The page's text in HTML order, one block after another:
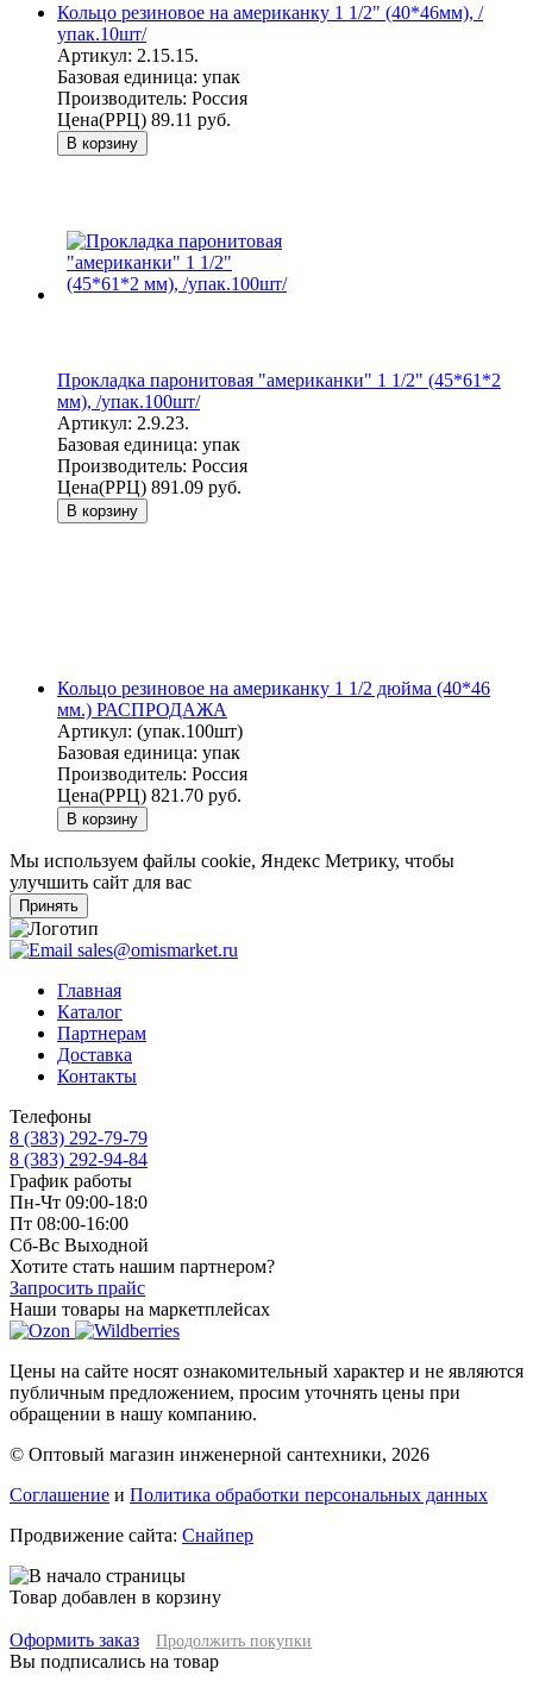
Кольцо резиновое на американку 1 1/2" (40*46мм), /
упак.10шт/
Артикул: 2.15.15.
Базовая единица: упак
Производитель: Россия
Цена(РРЦ) 89.11 руб.
В корзину
Прокладка паронитовая "американки" 1 1/2" (45*61*2
мм), /упак.100шт/
Артикул: 2.9.23.
Базовая единица: упак
Производитель: Россия
Цена(РРЦ) 891.09 руб.
В корзину
Кольцо резиновое на американку 1 1/2 дюйма (40*46
мм.) РАСПРОДАЖА
Артикул: (упак.100шт)
Базовая единица: упак
Производитель: Россия
Цена(РРЦ) 821.70 руб.
В корзину
Мы используем файлы cookie, Яндекс Метрику, чтобы
улучшить сайт для вас
Принять
sales@omismarket.ru
Главная
Каталог
Партнерам
Доставка
Контакты
Телефоны
8 (383) 292-79-79
8 (383) 292-94-84
График работы
Пн-Чт 09:00-18:0
Пт 08:00-16:00
Сб-Вс Выходной
Хотите стать нашим партнером?
Запросить прайс
Наши товары на маркетплейсах
Цены на сайте носят ознакомительный характер и не являются
публичным предложением, просим уточнять цены при
обращении в нашу компанию.
© Оптовый магазин инженерной сантехники, 2026
Соглашение и Политика обработки персональных данных
Продвижение сайта: Снайпер
Товар добавлен в корзину
Оформить заказ Продолжить покупки
Вы подписались на товар